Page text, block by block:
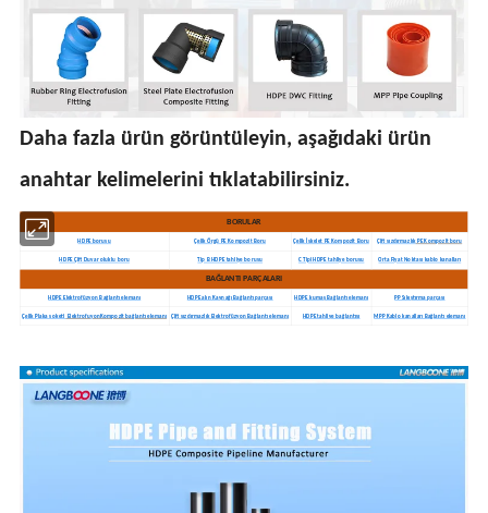
Daha fazla ürün görüntüleyin, aşağıdaki ürün
anahtar kelimelerini tıklatabilirsiniz.
BORULAR
HDPE borusu Çelik Örgü PE Kompozit Boru Çelik İskelet PE Kompozit Boru Çift sızdırmazlıkPE Kompozit boru
HDPE Çift Duvar oluklu boru Tip B HDPE tahliye borusu C Tipi HDPE tahliye borusu Orta Fiyat Noktası kablo kanalları
BAĞLANTI PARÇALARI
HDPE Elektrofüzyon Bağlantı elemanı HDPE alın Kaynağı Bağlantı parçası HDPE kumaş Bağlantı elemanı PP Sıkıştırma parçası
Çelik Plaka soketi ElektrofuyonKompozit bağlantı elemanı Çift sızdırmazlık Elektrofüzyon Bağlantı elemanı HDPE tahliye bağlantısı MPP Kablo kanalları Bağlantı elemanı